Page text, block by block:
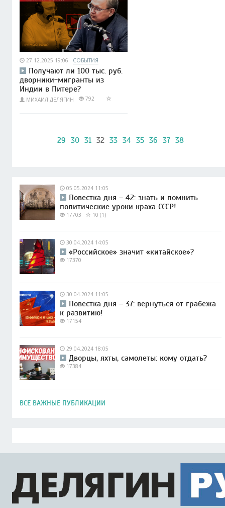
27.12.2025 19:06 СОБЫТИЯ
Получают ли 100 тыс. руб.
дворники-мигранты из
Индии в Питере?
МИХАИЛ ДЕЛЯГИН 792
29 30 31 32 33 34 35 36 37 38
05.05.2024 11:05
Повестка дня – 42: знать и помнить
политические уроки краха СССР!
17703 10 (1)
30.04.2024 14:05
«Российское» значит «китайское»?
17370
30.04.2024 11:05
Повестка дня – 37: вернуться от грабежа
к развитию!
17154
29.04.2024 18:05
Дворцы, яхты, самолеты: кому отдать?
17384
ВСЕ ВАЖНЫЕ ПУБЛИКАЦИИ